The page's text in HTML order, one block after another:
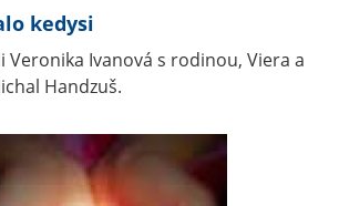
kedysi
Ivanová s rodinou, Viera a
Handzuš.